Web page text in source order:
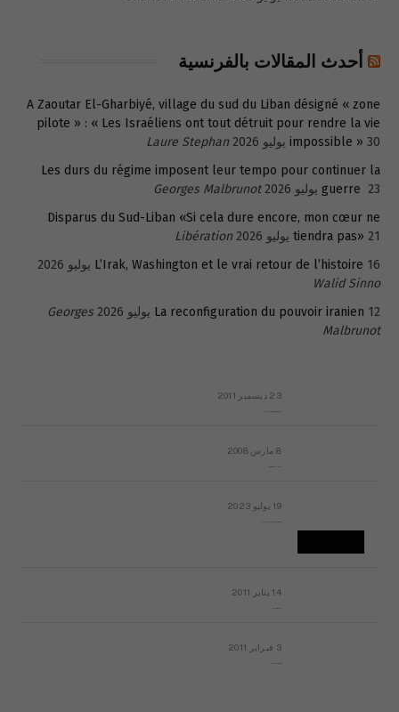
أحدث المقالات بالفرنسية
A Zaoutar El-Gharbiyé, village du sud du Liban désigné « zone
pilote » : « Les Israéliens ont tout détruit pour rendre la vie
impossible » 30 يوليو 2026
Laure Stephan
Les durs du régime imposent leur tempo pour continuer la
guerre 23 يوليو 2026
Georges Malbrunot
Disparus du Sud-Liban «Si cela dure encore, mon cœur ne
tiendra pas» 21 يوليو 2026
Libération
L’Irak, Washington et le vrai retour de l’histoire 16 يوليو 2026
Walid Sinno
La reconfiguration du pouvoir iranien 12 يوليو 2026
Georges
Malbrunot
23 ديسمبر 2011
8 مارس 2008
19 يوليو 2023
14 يناير 2011
3 فبراير 2011